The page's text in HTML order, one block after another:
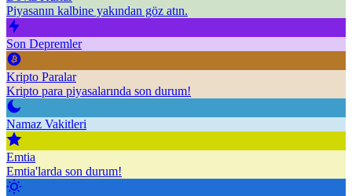
Piyasanın kalbine yakından göz atın.
Son Depremler
Kripto Paralar
Kripto para piyasalarında son durum!
Namaz Vakitleri
Emtia
Emtia'larda son durum!